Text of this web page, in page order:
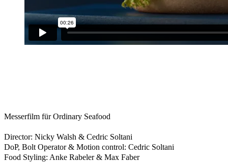
Messerfilm für Ordinary Seafood
Director: Nicky Walsh & Cedric Soltani
DoP, Bolt Operator & Motion control: Cedric Soltani
Food Styling: Anke Rabeler & Max Faber